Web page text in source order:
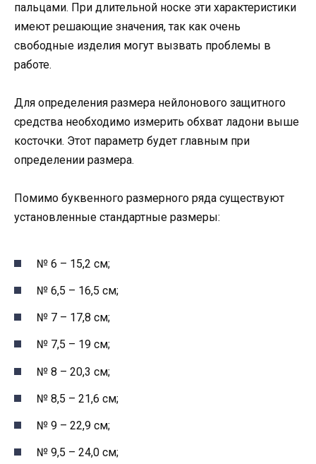
пальцами. При длительной носке эти характеристики
имеют решающие значения, так как очень
свободные изделия могут вызвать проблемы в
работе.
Для определения размера нейлонового защитного
средства необходимо измерить обхват ладони выше
косточки. Этот параметр будет главным при
определении размера.
Помимо буквенного размерного ряда существуют
установленные стандартные размеры:
№ 6 – 15,2 см;
№ 6,5 – 16,5 см;
№ 7 – 17,8 см;
№ 7,5 – 19 см;
№ 8 – 20,3 см;
№ 8,5 – 21,6 см;
№ 9 – 22,9 см;
№ 9,5 – 24,0 см;